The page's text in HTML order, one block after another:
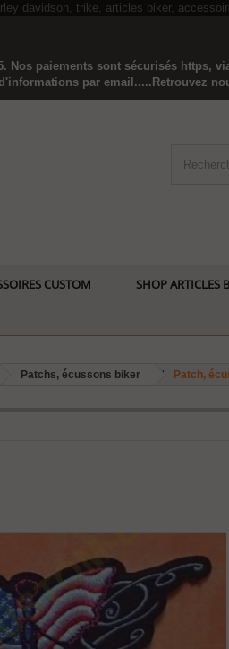
Nos paiements sont sécurisés https,
par email.....Retrouvez
CUSTOM SHOP ARTICLES
Patchs, écussons biker Patch,